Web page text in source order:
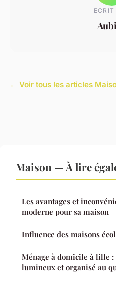
ECRIT
← Voir tous les articles
Maison — À lire
Les avantages et
moderne pour sa maison
Influence des maisons
Ménage à domicile à lille
lumineux et organisé au